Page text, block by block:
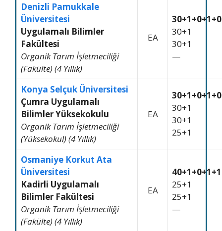
Denizli Pamukkale
Üniversitesi
Uygulamalı Bilimler
Fakültesi
Organik Tarım İşletmeciliği
(Fakülte) (4 Yıllık)
EA
30+1+0+1+0
30+1
30+1
—
Konya Selçuk Üniversitesi
Çumra Uygulamalı
Bilimler Yüksekokulu
Organik Tarım İşletmeciliği
(Yüksekokul) (4 Yıllık)
EA
30+1+0+1+0
30+1
30+1
25+1
Osmaniye Korkut Ata
Üniversitesi
Kadirli Uygulamalı
Bilimler Fakültesi
Organik Tarım İşletmeciliği
(Fakülte) (4 Yıllık)
EA
25+1
25+1
—